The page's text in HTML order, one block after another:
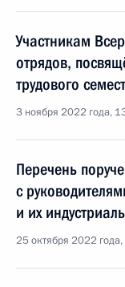
Участникам
отрядов,
трудового
3 ноября 2022 года,
Перечень
с
и их
25 октября 2022